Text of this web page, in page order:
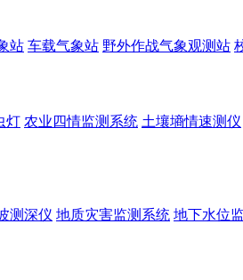
站 车载气象站 野外作战气象观测站
灯 农业四情监测系统 土壤墒情速测仪
测深仪 地质灾害监测系统 地下水位